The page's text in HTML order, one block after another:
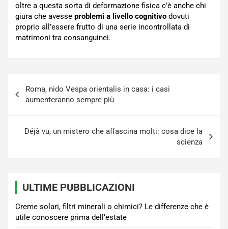
oltre a questa sorta di deformazione fisica c’è anche chi
giura che avesse problemi a livello cognitivo dovuti
proprio all’essere frutto di una serie incontrollata di
matrimoni tra consanguinei.
articoli
Roma, nido Vespa orientalis in casa: i casi
aumenteranno sempre più
Déjà vu, un mistero che affascina molti: cosa dice la
scienza
ULTIME PUBBLICAZIONI
Creme solari, filtri minerali o chimici? Le differenze che è
utile conoscere prima dell’estate